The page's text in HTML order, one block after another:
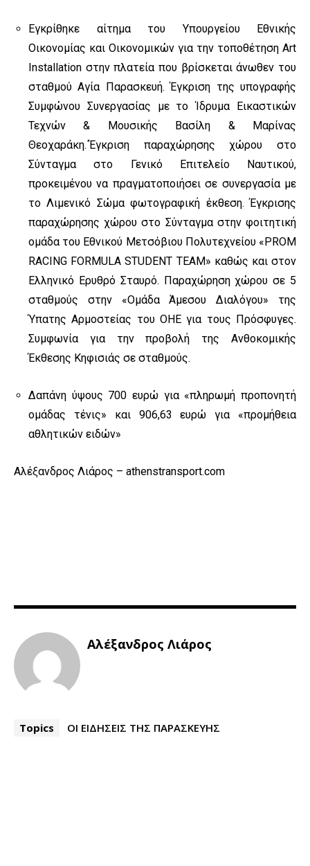
Εγκρίθηκε αίτημα του Υπουργείου Εθνικής
Οικονομίας και Οικονομικών για την τοποθέτηση Art
Installation στην πλατεία που βρίσκεται άνωθεν του
σταθμού Αγία Παρασκευή. Έγκριση της υπογραφής
Συμφώνου Συνεργασίας με το Ίδρυμα Εικαστικών
Τεχνών & Μουσικής Βασίλη & Μαρίνας
Θεοχαράκη.΄Έγκριση παραχώρησης χώρου στο
Σύνταγμα στο Γενικό Επιτελείο Ναυτικού,
προκειμένου να πραγματοποιήσει σε συνεργασία με
το Λιμενικό Σώμα φωτογραφική έκθεση. Έγκρισης
παραχώρησης χώρου στο Σύνταγμα στην φοιτητική
ομάδα του Εθνικού Μετσόβιου Πολυτεχνείου «PROM
RACING FORMULA STUDENT TEAM» καθώς και στον
Ελληνικό Ερυθρό Σταυρό. Παραχώρηση χώρου σε 5
σταθμούς στην «Ομάδα Άμεσου Διαλόγου» της
Ύπατης Αρμοστείας του ΟΗΕ για τους Πρόσφυγες.
Συμφωνία για την προβολή της Ανθοκομικής
Έκθεσης Κηφισιάς σε σταθμούς.
Δαπάνη ύψους 700 ευρώ για «πληρωμή προπονητή
ομάδας τένις» και 906,63 ευρώ για «προμήθεια
αθλητικών ειδών»
Αλέξανδρος Λιάρος – athenstransport.com
Αλέξανδρος Λιάρος
Topics ΟΙ ΕΙΔΗΣΕΙΣ ΤΗΣ ΠΑΡΑΣΚΕΥΗΣ